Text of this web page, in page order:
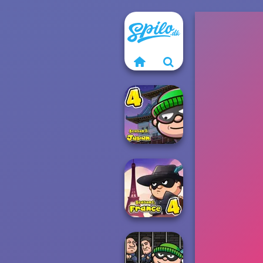
Bob The Robber
4 Season 3:
Jap...
Bob The Robber